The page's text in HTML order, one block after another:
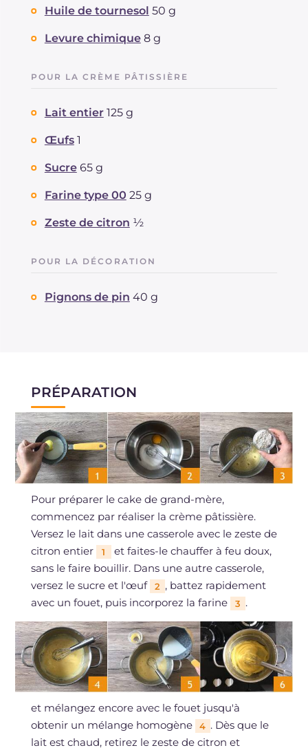
Huile de tournesol 50 g
Levure chimique 8 g
POUR LA CRÈME PÂTISSIÈRE
Lait entier 125 g
Œufs 1
Sucre 65 g
Farine type 00 25 g
Zeste de citron ½
POUR LA DÉCORATION
Pignons de pin 40 g
PRÉPARATION
Pour préparer le cake de grand-mère,
commencez par réaliser la crème pâtissière.
Versez le lait dans une casserole avec le zeste de
citron entier
1
et faites-le chauffer à feu doux,
sans le faire bouillir. Dans une autre casserole,
versez le sucre et l'œuf
2 , battez rapidement
avec un fouet, puis incorporez la farine
3 .
et mélangez encore avec le fouet jusqu'à
obtenir un mélange homogène
4 . Dès que le
lait est chaud, retirez le zeste de citron et